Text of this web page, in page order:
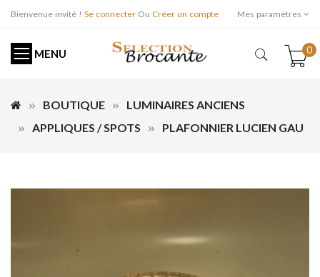
Bienvenue invité ! Se connecter Ou Créer un compte Mes paramètres
MENU 0
BOUTIQUE
LUMINAIRES ANCIENS
APPLIQUES / SPOTS
PLAFONNIER LUCIEN GAU